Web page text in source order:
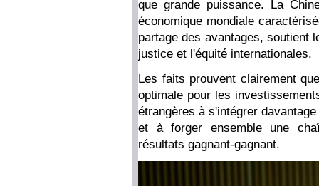
que grande puissance. La
économique mondiale
partage des avantages, soutient
justice et l'équité internationales.
Les faits prouvent clairement
optimale pour les
étrangères à s'intégrer
et à forger ensemble une
résultats gagnant-gagnant.